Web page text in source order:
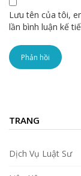
Lưu tên của tôi,
lần bình luận kế
TRANG
Dịch Vụ Luật Sư